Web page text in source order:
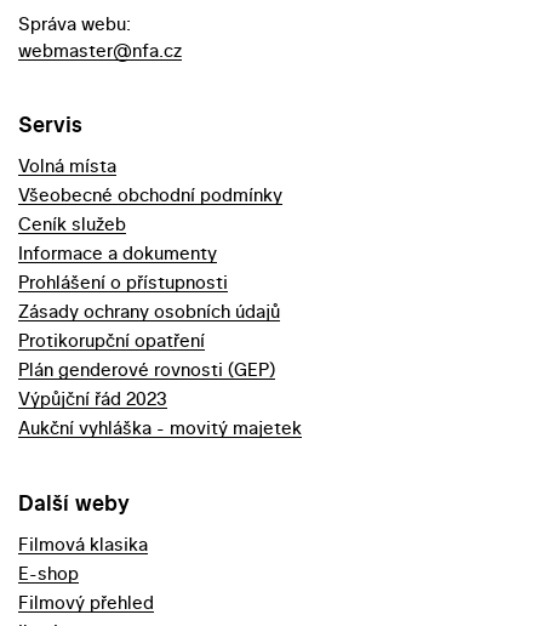
Správa webu:
webmaster@nfa.cz
Servis
Volná místa
Všeobecné obchodní podmínky
Ceník služeb
Informace a dokumenty
Prohlášení o přístupnosti
Zásady ochrany osobních údajů
Protikorupční opatření
Plán genderové rovnosti (GEP)
Výpůjční řád 2023
Aukční vyhláška - movitý majetek
Další weby
Filmová klasika
E-shop
Filmový přehled